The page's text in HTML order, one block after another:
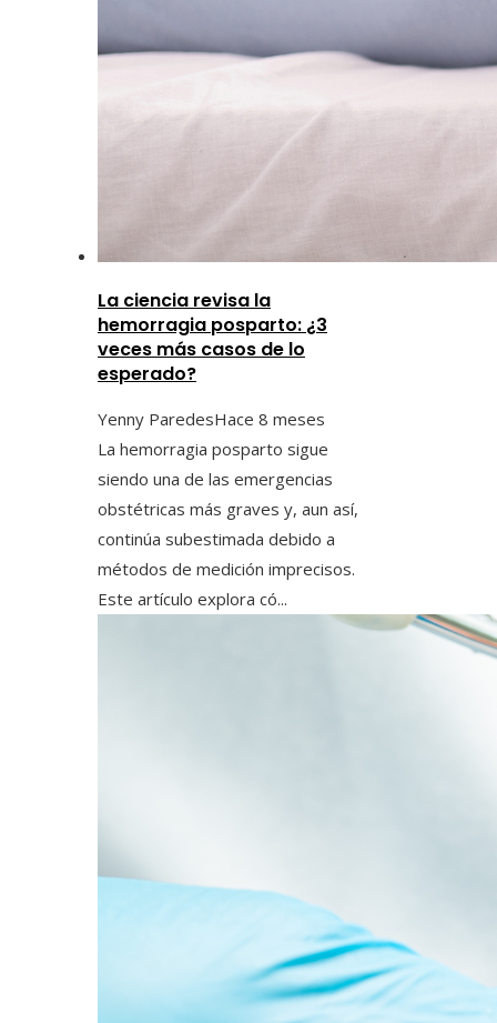
La ciencia revisa la
hemorragia posparto: ¿3
veces más casos de lo
esperado?
Yenny ParedesHace 8 meses
La hemorragia posparto sigue
siendo una de las emergencias
obstétricas más graves y, aun así,
continúa subestimada debido a
métodos de medición imprecisos.
Este artículo explora có...